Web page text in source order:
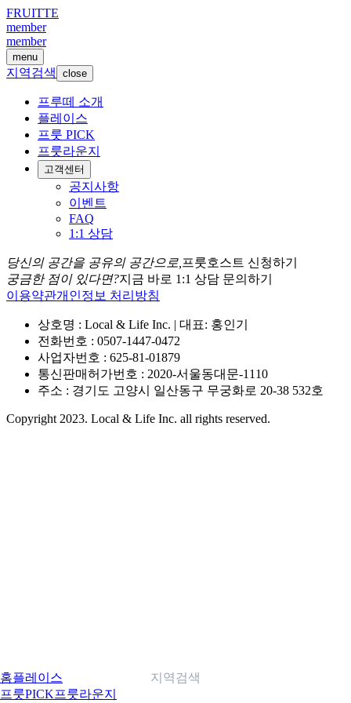
FRUITTE
member
member
menu
지역검색 close
프루떼 소개
플레이스
프룻 PICK
프룻라운지
고객센터
공지사항
이벤트
FAQ
1:1 상담
당신의 공간을 공유의 공간으로, 프룻호스트 신청하기
궁금한 점이 있다면?지금 바로 1:1 상담 문의하기
이용약관개인정보 처리방침
상호명 : Local & Life Inc. | 대표: 홍인기
전화번호 : 0507-1447-0472
사업자번호 : 625-81-01879
통신판매허가번호 : 2020-서울동대문-1110
주소 : 경기도 고양시 일산동구 무궁화로 20-38 532호
Copyright 2023. Local & Life Inc. all rights reserved.
홈플레이스
프룻PICK프룻라운지
지역검색